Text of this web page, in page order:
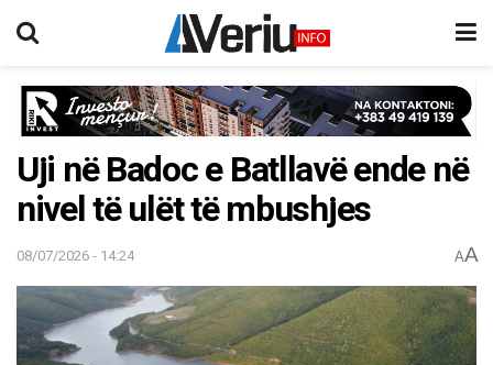
Uji në Badoc e Batllavë ende në
nivel të ulët të mbushjes
08/07/2026 - 14:24 AA